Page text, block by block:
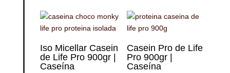
Iso Micellar Casein
de Life Pro 900gr |
Caseína
Casein Pro de Life
Pro 900gr |
Caseína